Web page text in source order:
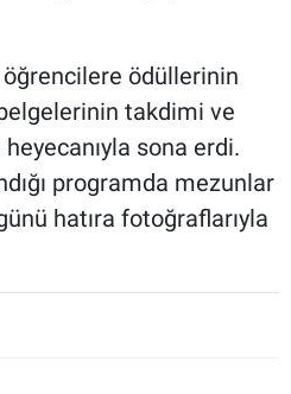
ödüllerinin
takdimi ve
sona erdi.
programda mezunlar
hatıra fotoğraflarıyla